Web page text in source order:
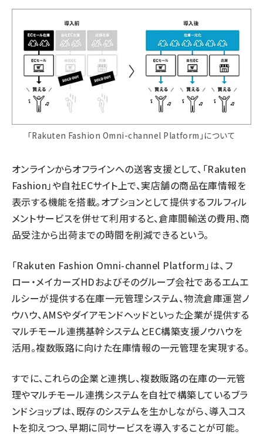
「Rakuten Fashion Omni-channel Platform」について
オンラインからオフラインへの送客支援として、「Rakuten
Fashion」や自社ECサイト上で、実店舗の商品在庫情報を
表示する機能を搭載。オプションとして提供するフルフィル
メントサービスを併せて利用すると、倉庫間輸送の費用、商
品受注から出荷までの時間を削減できるという。
「Rakuten Fashion Omni-channel Platform」は、フ
ロー・メイカーズHDおよびそのグループ会社であるエムエ
ルシーが提供する在庫一元管理システム、物流倉庫運営ノ
ウハウ、AMSやダイアモンドヘッドといった企業が提供する
マルチモール連携基幹システムとEC構築支援ノウハウを
活用。複数販路に向けた在庫情報の一元管理を実現する。
すでに、これらの企業と連携し、複数販路の在庫の一元管
理やマルチモール連携システムを自社で構築しているブラ
ンドショップは、既存のシステムを生かしながら、導入コス
トを抑えつつ、早期に同サービスを導入することが可能。